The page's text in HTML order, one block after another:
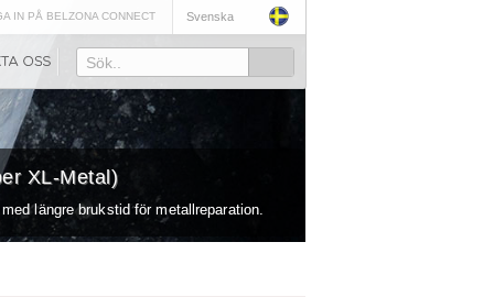
Svenska
IN PÅ BELZONA CONNECT
Sök..
XL-Metal)
längre brukstid för metallreparation.